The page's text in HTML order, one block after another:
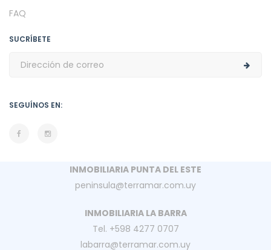
FAQ
SUCRÍBETE
SEGUÍNOS EN:
INMOBILIARIA PUNTA DEL ESTE
peninsula@terramar.com.uy
INMOBILIARIA LA BARRA
Tel. +598 4277 0707
labarra@terramar.com.uy